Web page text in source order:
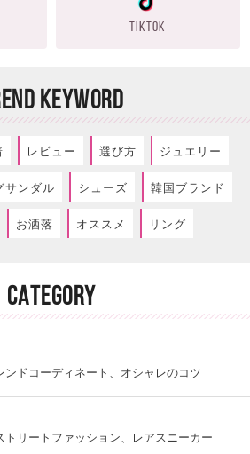
TIKTOK
KEYWORD
レビュー 選び方 ジュエリー
サンダル シューズ 韓国ブランド
お洒落 オススメ リング
CATEGORY
ンドコーディネート、オシャレのコツ
リートファッション、レアスニーカー